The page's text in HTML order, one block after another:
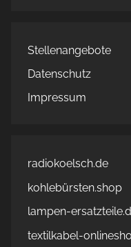
Stellenangebote
Datenschutz
Impressum
radiokoelsch.de
kohlebürsten.shop
lampen-
textilkabel-